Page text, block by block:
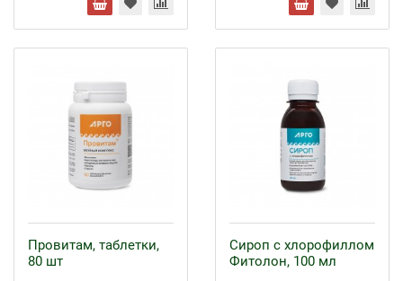
Провитам, таблетки,
80 шт
Сироп с хлорофиллом
Фитолон, 100 мл